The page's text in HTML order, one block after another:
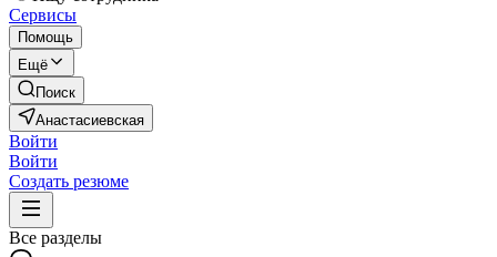
Сервисы
Помощь
Ещё
Поиск
Анастасиевская
Войти
Войти
Создать резюме
Все разделы